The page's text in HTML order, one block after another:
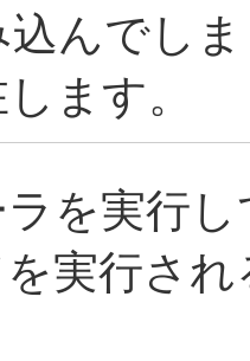
んでし
ます。
を実行
実行さ